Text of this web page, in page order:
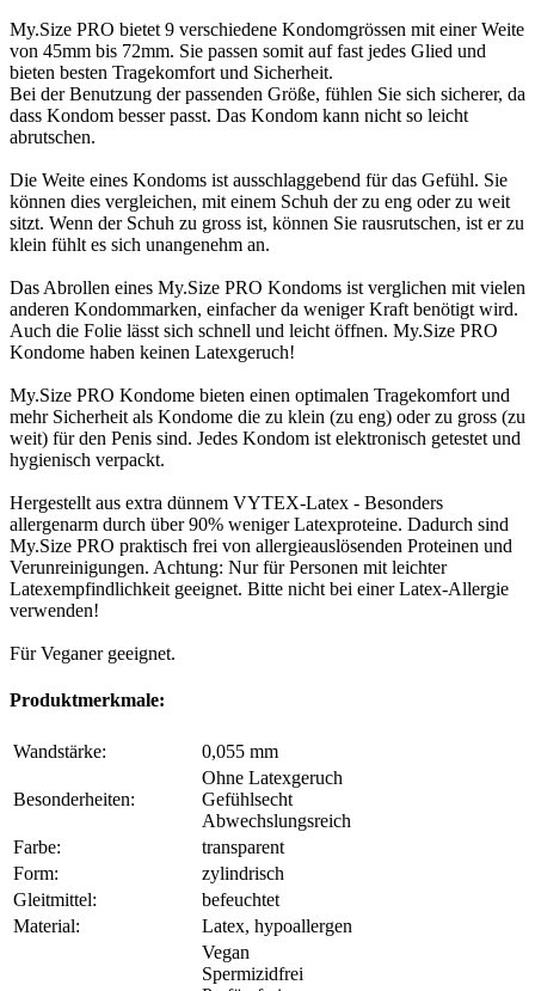
My.Size PRO bietet 9 verschiedene Kondomgrössen mit einer Weite
von 45mm bis 72mm. Sie passen somit auf fast jedes Glied und
bieten besten Tragekomfort und Sicherheit.
Bei der Benutzung der passenden Größe, fühlen Sie sich sicherer, da
dass Kondom besser passt. Das Kondom kann nicht so leicht
abrutschen.
Die Weite eines Kondoms ist ausschlaggebend für das Gefühl. Sie
können dies vergleichen, mit einem Schuh der zu eng oder zu weit
sitzt. Wenn der Schuh zu gross ist, können Sie rausrutschen, ist er zu
klein fühlt es sich unangenehm an.
Das Abrollen eines My.Size PRO Kondoms ist verglichen mit vielen
anderen Kondommarken, einfacher da weniger Kraft benötigt wird.
Auch die Folie lässt sich schnell und leicht öffnen. My.Size PRO
Kondome haben keinen Latexgeruch!
My.Size PRO Kondome bieten einen optimalen Tragekomfort und
mehr Sicherheit als Kondome die zu klein (zu eng) oder zu gross (zu
weit) für den Penis sind. Jedes Kondom ist elektronisch getestet und
hygienisch verpackt.
Hergestellt aus extra dünnem VYTEX-Latex - Besonders
allergenarm durch über 90% weniger Latexproteine. Dadurch sind
My.Size PRO praktisch frei von allergieauslösenden Proteinen und
Verunreinigungen. Achtung: Nur für Personen mit leichter
Latexempfindlichkeit geeignet. Bitte nicht bei einer Latex-Allergie
verwenden!
Für Veganer geeignet.
Produktmerkmale:
Wandstärke: 0,055 mm
Besonderheiten:
Ohne Latexgeruch
Gefühlsecht
Abwechslungsreich
Farbe:
transparent
Form:
zylindrisch
Gleitmittel:
befeuchtet
Material:
Latex, hypoallergen
Vegan
Spermizidfrei